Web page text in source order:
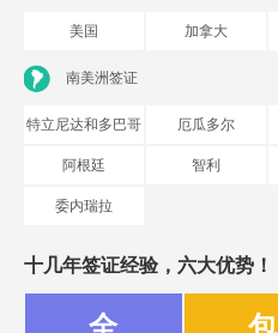
美国 加拿大
南美洲签证
特立尼达和多巴哥 厄瓜多尔
阿根廷 智利
委内瑞拉
十几年签证经验，六大优势！
全 包